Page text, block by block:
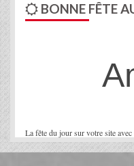
BONNE FÊTE
La fête du jour sur votre site avec